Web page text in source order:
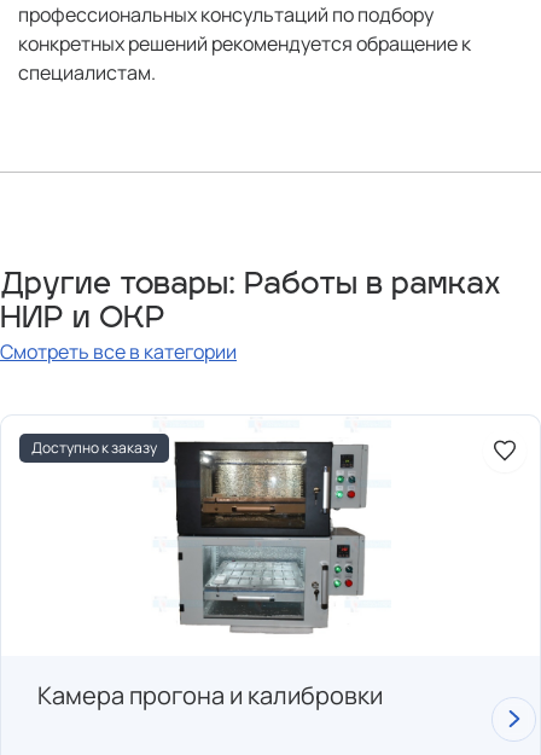
профессиональных консультаций по подбору
конкретных решений рекомендуется обращение к
специалистам.
Другие товары: Работы в рамках
НИР и ОКР
Смотреть все в категории
Доступно к заказу
Камера прогона и калибровки